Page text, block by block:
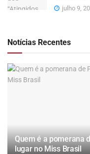
julho 9,
Notícias Recentes
Quem é a pomerana
lugar no Miss Brasil